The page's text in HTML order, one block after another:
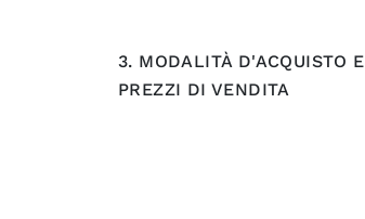
3. MODALITÀ D'ACQUISTO E
PREZZI DI VENDITA